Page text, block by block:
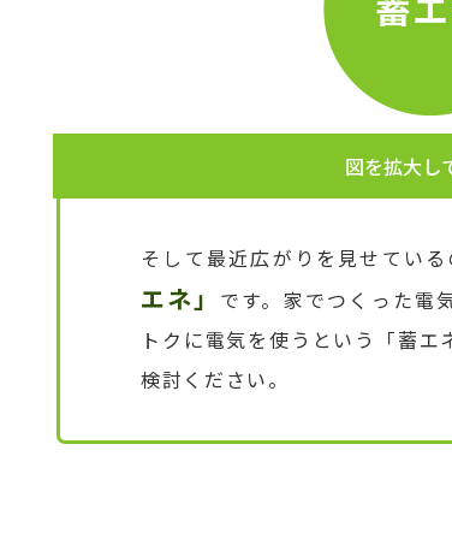
図を拡大し
そして最近広がりを見せてい
エネ」
です。家でつくった電
トクに電気を使うという「蓄
検討ください。